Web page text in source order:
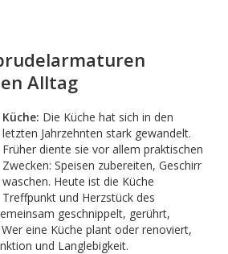
Alltag
Küche: Die Küche hat sich in den
letzten Jahrzehnten stark gewandelt.
Früher diente sie vor allem praktischen
Zwecken: Speisen zubereiten, Geschirr
waschen. Heute ist die Küche
Treffpunkt und Herzstück des
geschnippelt, gerührt,
eine Küche plant oder renoviert,
und Langlebigkeit.